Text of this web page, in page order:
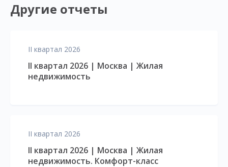
Другие отчеты
II квартал 2026
II квартал 2026 | Москва | Жилая
недвижимость
II квартал 2026
II квартал 2026 | Москва | Жилая
недвижимость. Комфорт-класс